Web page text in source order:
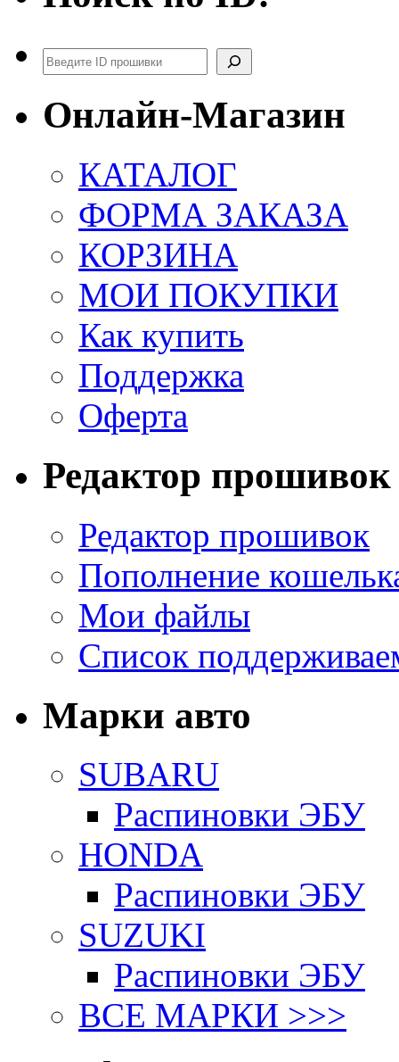
Поиск
Онлайн-Магазин
КАТАЛОГ
ФОРМА ЗАКАЗА
КОРЗИНА
МОИ ПОКУПКИ
Как купить
Поддержка
Оферта
Редактор прошивок
Редактор прошивок
Пополнение
Мои файлы
Список
Марки авто
SUBARU
Распиновки ЭБУ
HONDA
Распиновки ЭБУ
SUZUKI
Распиновки ЭБУ
ВСЕ МАРКИ >>>